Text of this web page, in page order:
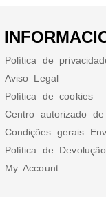
Política de
Aviso Legal
Política de cookies
Centro autorizado
Condições gerais
Política de
My Account